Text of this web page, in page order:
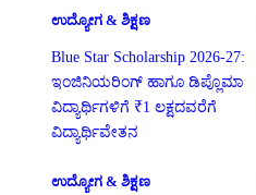
ಉದ್ಯೋಗ & ಶಿಕ್ಷಣ
Blue Star Scholarship 2026-27:
ಇಂಜಿನಿಯರಿಂಗ್ ಹಾಗೂ ಡಿಪ್ಲೊಮಾ
ವಿದ್ಯಾರ್ಥಿಗಳಿಗೆ ₹1 ಲಕ್ಷದವರೆಗೆ
ವಿದ್ಯಾರ್ಥಿವೇತನ
ಉದ್ಯೋಗ & ಶಿಕ್ಷಣ